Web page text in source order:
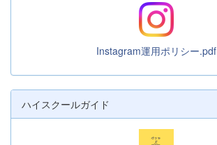
Instagram運用ポリシー.pdf
ハイスクールガイド